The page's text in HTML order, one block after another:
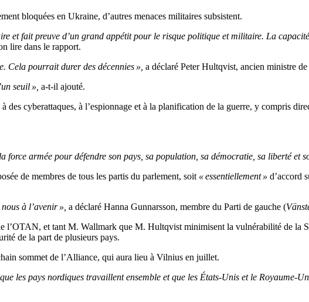
bloquées en Ukraine, d’autres menaces militaires subsistent.
et fait preuve d’un grand appétit pour le risque politique et militaire. La
lire dans le rapport.
Cela pourrait durer des décennies », a déclaré Peter Hultqvist, ancien ministre
seuil », a-t-il ajouté.
cyberattaques, à l’espionnage et à la planification de la guerre, y compris
force armée pour défendre son pays, sa population, sa démocratie, sa liberté et
de membres de tous les partis du parlement, soit « essentiellement » d’accord
à l’avenir », a déclaré Hanna Gunnarsson, membre du Parti de gauche (
l’OTAN, et tant M. Wallmark que M. Hultqvist minimisent la vulnérabilité de la
de la part de plusieurs pays.
sommet de l’Alliance, qui aura lieu à Vilnius en juillet.
les pays nordiques travaillent ensemble et que les États-Unis et le Royaume-